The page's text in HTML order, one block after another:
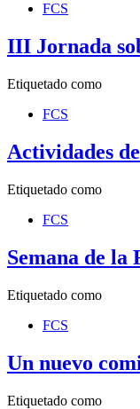
FCS
III Jornada
Etiquetado como
FCS
Actividades
Etiquetado como
FCS
Semana de la
Etiquetado como
FCS
Un nuevo
Etiquetado como